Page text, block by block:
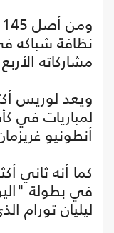
مشاركاته
ويعد لوريس
لمباريات في
أنطونيو
كما أنه ثاني
في بطولة
ليليان تورام الذي